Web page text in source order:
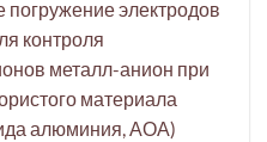
электродов
контроля
металл-анион при
материала
алюминия, АОА)